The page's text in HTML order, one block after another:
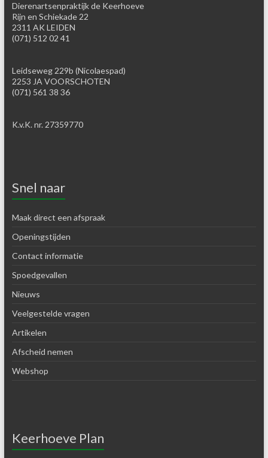
Dierenartsenpraktijk de Keerhoeve
Rijn en Schiekade 22
2311 AK LEIDEN
(071) 512 02 41
Leidseweg 229b (Nicolaespad)
2253 JA VOORSCHOTEN
(071) 561 38 36
K.v.K. nr. 27359770
Snel naar
Maak direct een afspraak
Openingstijden
Contact informatie
Spoedgevallen
Nieuws
Veelgestelde vragen
Artikelen
Afscheid nemen
Webshop
Keerhoeve Plan